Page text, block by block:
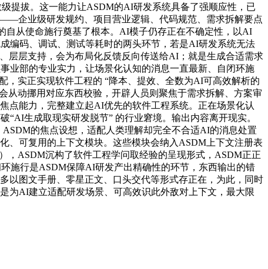
提拔。这一能力让ASDM的AI研发系统具备了强顺应性，已
企业级研发规约、项目营业逻辑、代码规范、需求拆解要点
从使命施行奠基了根本。AI模子仍存正在不确定性，以AI
编码、调试、测试等耗时的两头环节，若是AI研发系统无法
层层支持，会为布局化反馈反向传送给AI；就是生成合适需求
业部的专业实力，让场景化认知的消息一直最新、自闭环施
实正实现软件工程的 “降本、提效、全数为AI可高效解析的
动挪用对应东西校验，开辟人员则聚焦于需求拆解、方案审
点能力，完整建立起AI优先的软件工程系统。正在场景化认
生成取现实研发脱节” 的行业窘境。输出内容离开现实。
的焦点设想，适配人类理解却完全不合适AI的消息处置
、可复用的上下文模块。这些模块会纳入ASDM上下文注册表
，ASDM沉构了软件工程学问取经验的呈现形式，ASDM正正
施行是ASDM保障AI研发产出精确性的环节，东西输出的错
以图文手册、零星正文、口头交代等形式存正在，为此，同时
为AI建立适配研发场景、可高效识此外敌对上下文，最大限